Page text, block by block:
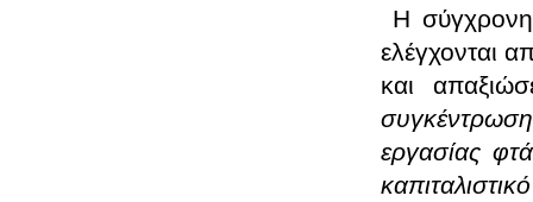
Η σύγχρονη
ελέγχονται
και
εργασίας